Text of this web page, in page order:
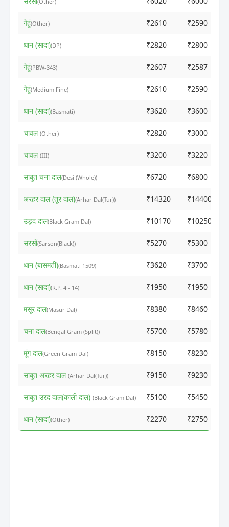
गेहूं(Other) ₹2610 ₹2590
धान (सादा)(DP) ₹2820 ₹2800
गेहूं(PBW-343) ₹2607 ₹2587
गेहूं(Medium Fine) ₹2610 ₹2590
धान (सादा)(Basmati) ₹3620 ₹3600
चावल (Other) ₹2820 ₹3000
चावल (III) ₹3200 ₹3220
साबुत चना दाल(Desi (Whole)) ₹6720 ₹6800
अरहर दाल (तूर दाल)(Arhar Dal(Tur)) ₹14320 ₹14400
उड़द दाल(Black Gram Dal) ₹10170 ₹10250
सरसों(Sarson(Black)) ₹5270 ₹5300
धान (बासमती)(Basmati 1509) ₹3620 ₹3700
धान (सादा)(R.P. 4 - 14) ₹1950 ₹1950
मसूर दाल(Masur Dal) ₹8380 ₹8460
चना दाल(Bengal Gram (Split)) ₹5700 ₹5780
मूंग दाल(Green Gram Dal) ₹8150 ₹8230
साबुत अरहर दाल (Arhar Dal(Tur)) ₹9150 ₹9230
साबुत उरद दाल(काली दाल) (Black Gram Dal) ₹5100 ₹5450
धान (सादा)(Other) ₹2270 ₹2750